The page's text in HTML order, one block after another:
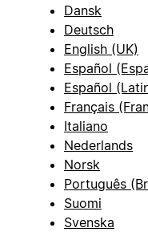
Dansk
Deutsch
English (UK)
Español
Español
Français
Italiano
Nederlands
Norsk
Português
Suomi
Svenska